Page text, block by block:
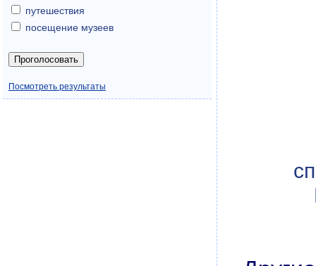
путешествия
посещение музеев
Посмотреть результаты